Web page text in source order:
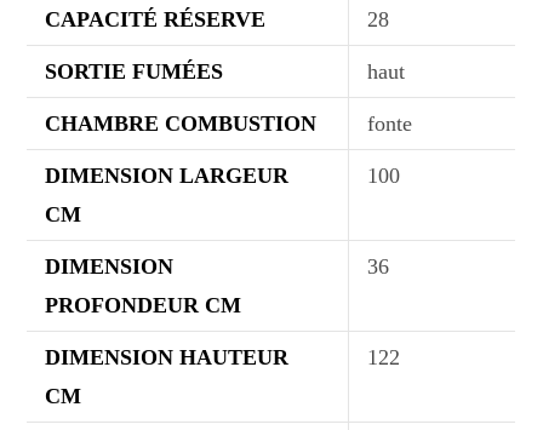
CAPACITÉ RÉSERVE 28
SORTIE FUMÉES haut
CHAMBRE COMBUSTION fonte
DIMENSION LARGEUR
CM
100
DIMENSION
PROFONDEUR CM
36
DIMENSION HAUTEUR
CM
122